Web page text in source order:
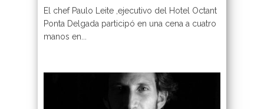
El chef Paulo Leite ,ejecutivo del Hotel Octant
Ponta Delgada participó en una cena a cuatro
manos en...